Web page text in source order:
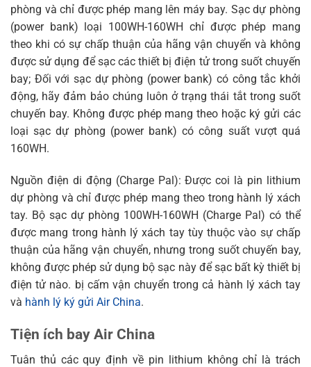
phòng và chỉ được phép mang lên máy bay. Sạc dự phòng
(power bank) loại 100WH-160WH chỉ được phép mang
theo khi có sự chấp thuận của hãng vận chuyển và không
được sử dụng để sạc các thiết bị điện tử trong suốt chuyến
bay; Đối với sạc dự phòng (power bank) có công tắc khởi
động, hãy đảm bảo chúng luôn ở trạng thái tắt trong suốt
chuyến bay. Không được phép mang theo hoặc ký gửi các
loại sạc dự phòng (power bank) có công suất vượt quá
160WH.
Nguồn điện di động (Charge Pal): Được coi là pin lithium
dự phòng và chỉ được phép mang theo trong hành lý xách
tay. Bộ sạc dự phòng 100WH-160WH (Charge Pal) có thể
được mang trong hành lý xách tay tùy thuộc vào sự chấp
thuận của hãng vận chuyển, nhưng trong suốt chuyến bay,
không được phép sử dụng bộ sạc này để sạc bất kỳ thiết bị
điện tử nào. bị cấm vận chuyển trong cả hành lý xách tay
và hành lý ký gửi Air China.
Tiện ích bay Air China
Tuân thủ các quy định về pin lithium không chỉ là trách